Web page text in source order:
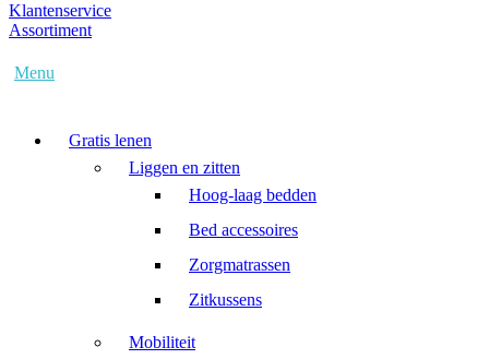
Klantenservice
Assortiment
Menu
Gratis lenen
Liggen en zitten
Hoog-laag bedden
Bed accessoires
Zorgmatrassen
Zitkussens
Mobiliteit